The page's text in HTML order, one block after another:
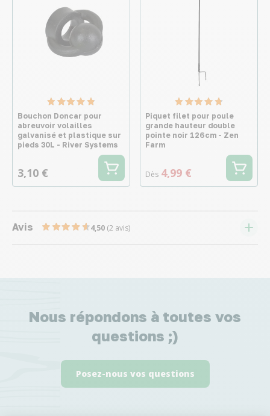
Bouchon Doncar pour
abreuvoir volailles
galvanisé et plastique sur
pieds 30L - River Systems
3,10 €
Piquet filet pour poule
grande hauteur double
pointe noir 126cm - Zen
Farm
Dès 4,99 €
Avis 4,50 (2 avis)
Nous répondons à toutes vos
questions ;)
Posez-nous vos questions